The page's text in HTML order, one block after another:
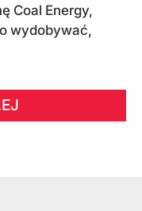
Coal Energy,
wydobywać,